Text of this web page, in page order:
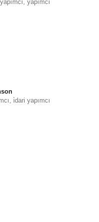
yapımcı
i̇dari yapımcı